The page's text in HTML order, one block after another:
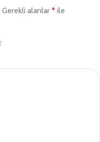
Gerekli alanlar * ile